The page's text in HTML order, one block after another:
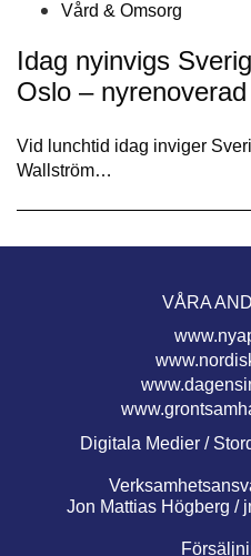
Vård & Omsorg
Idag nyinvigs
Oslo –
Vid lunchtid idag inviger
Wallström…
VÅRA
Digitala Medier /
Jon Mattias Högberg /